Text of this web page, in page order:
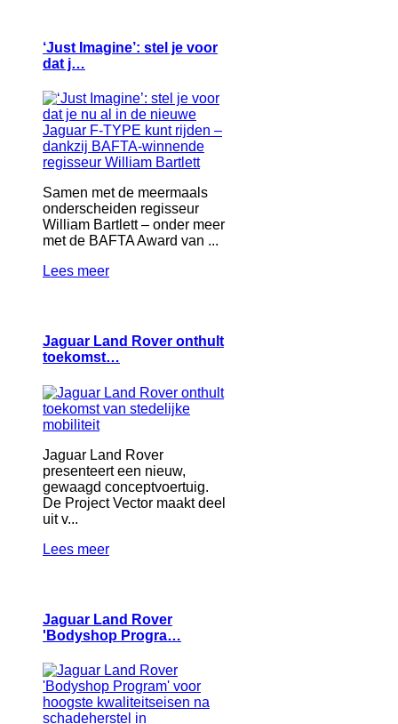
‘Just Imagine’: stel je voor
dat j…
Samen met de meermaals
onderscheiden regisseur
William Bartlett – onder meer
met de BAFTA Award van ...
Lees meer
Jaguar Land Rover onthult
toekomst…
Jaguar Land Rover
presenteert een nieuw,
gewaagd conceptvoertuig.
De Project Vector maakt deel
uit v...
Lees meer
Jaguar Land Rover
'Bodyshop Progra…